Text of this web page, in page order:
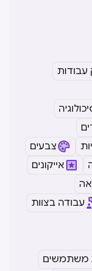
עבודות
צבעים
אייקונים
עבודה בצוות
משתמשים